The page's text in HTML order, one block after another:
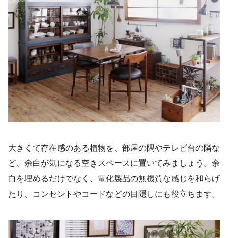
大きくて存在感のある植物を、部屋の隅やテレビ台の隣な
ど、余白が気になる空きスペースに置いてみましょう。余
白を埋めるだけでなく、電化製品の無機質な感じを和らげ
たり、コンセントやコードなどの目隠しにも役立ちます。